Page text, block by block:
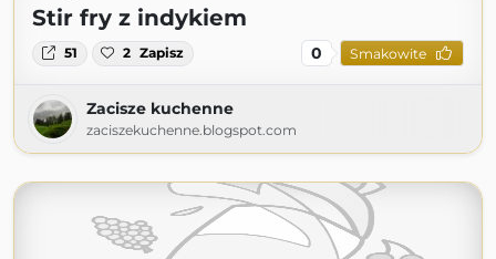
Stir fry z indykiem
51 2 Zapisz 0 Smakowite
Zacisze kuchenne
zaciszekuchenne.blogspot.com